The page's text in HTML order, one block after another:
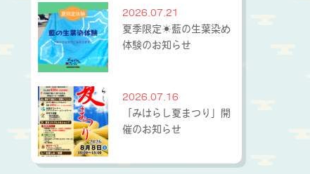
2026.07.21
夏季限定☀藍の生葉染め
体験のお知らせ
2026.07.16
「みはらし夏まつり」開
催のお知らせ